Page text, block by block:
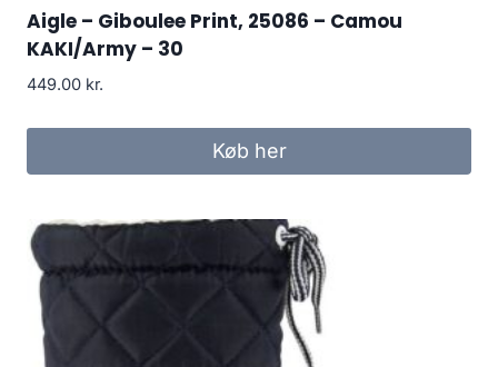
Aigle – Giboulee Print, 25086 – Camou
KAKI/Army – 30
449.00 kr.
Køb her